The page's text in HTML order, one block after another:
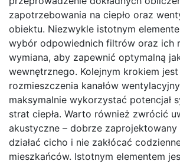
zapotrzebowania na ciepło oraz
obiektu. Niezwykle istotnym
wybór odpowiednich filtrów oraz ich
wymiana, aby zapewnić optymalną
wewnętrznego. Kolejnym krokiem
rozmieszczenia kanałów
maksymalnie wykorzystać potencjał
strat ciepła. Warto również zwrócić
akustyczne – dobrze
działać cicho i nie zakłócać
mieszkańców. Istotnym elementem